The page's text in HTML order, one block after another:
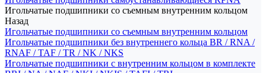
Игольчатые подшипники со съемным внутренним кольцом
Назад
Игольчатые подшипники со съемным внутренним кольцом
Игольчатые подшипники без внутреннего кольца BR / RNA /
RNAF / TAF / TR / NK / NKS
Игольчатые подшипники с внутренним кольцом в комплекте